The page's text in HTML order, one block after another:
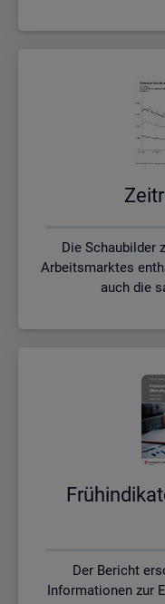
Die Schaubilder
Arbeitsmarktes
auch die
Der Bericht
Informationen zur